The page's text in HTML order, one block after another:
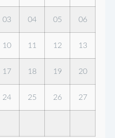
03 04 05 06
10 11 12 13
17 18 19 20
24 25 26 27